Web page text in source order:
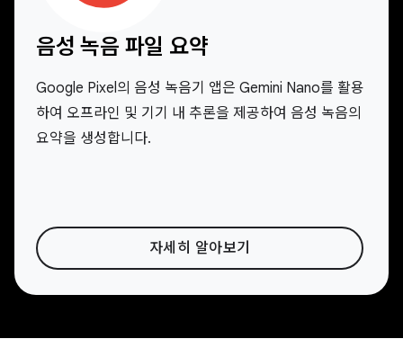
음성 녹음 파일 요약
Google Pixel의 음성 녹음기 앱은 Gemini Nano를 활용
하여 오프라인 및 기기 내 추론을 제공하여 음성 녹음의
요약을 생성합니다.
자세히 알아보기